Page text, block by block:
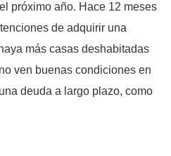
próximo año. Hace 12 meses
de adquirir una
más casas deshabitadas
ven buenas condiciones en
deuda a largo plazo, como